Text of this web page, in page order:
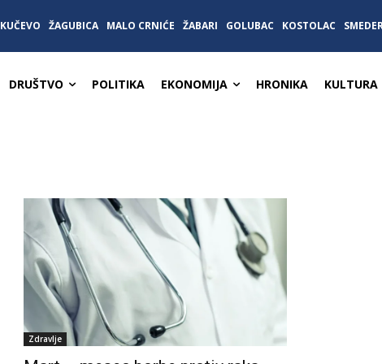
KUČEVO ŽAGUBICA MALO CRNIĆE ŽABARI GOLUBAC KOSTOLAC
DRUŠTVO POLITIKA EKONOMIJA HRONIKA KULTURA
Zdravlje